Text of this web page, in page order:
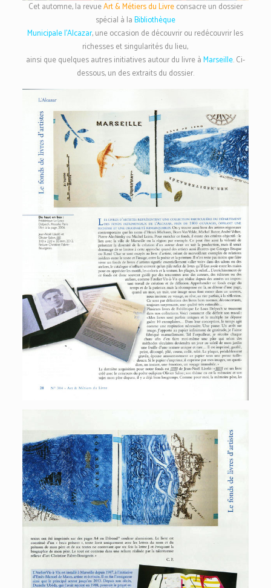
Cet automne, la revueArt & Métiers du Livreconsacre un dossier
spécial à laBibliothèque
Municipale l’Alcazar, une occasion de découvrir ou redécouvrir les
richesses et singularités du lieu,
ainsi que quelques autres initiatives autour du livre àMarseille. Ci-
dessous, un des extraits du dossier.